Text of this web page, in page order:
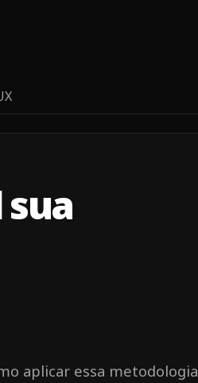
sua
aplicar essa metodologia